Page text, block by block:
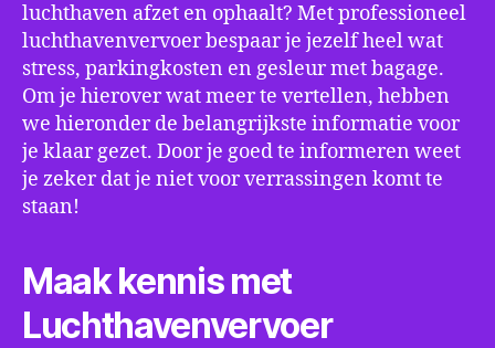
luchthaven afzet en ophaalt? Met professioneel
luchthavenvervoer bespaar je jezelf heel wat
stress, parkingkosten en gesleur met bagage.
Om je hierover wat meer te vertellen, hebben
we hieronder de belangrijkste informatie voor
je klaar gezet. Door je goed te informeren weet
je zeker dat je niet voor verrassingen komt te
staan!
Maak kennis met
Luchthavenvervoer